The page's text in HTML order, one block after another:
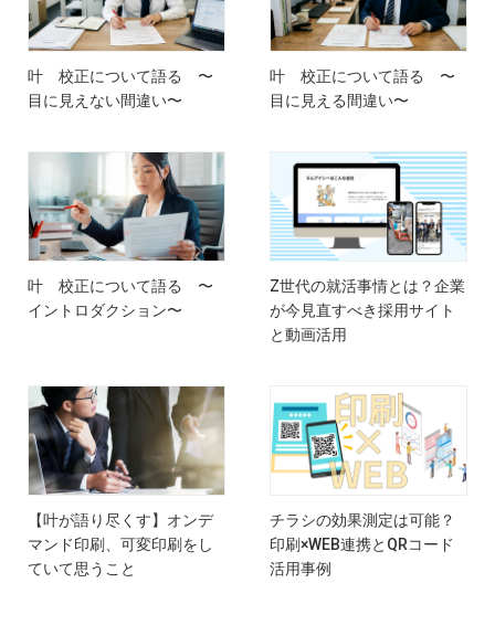
叶 校正について語る 〜
目に見えない間違い〜
叶 校正について語る 〜
目に見える間違い〜
叶 校正について語る 〜
イントロダクション〜
Z世代の就活事情とは？企業
が今見直すべき採用サイト
と動画活用
【叶が語り尽くす】オンデ
マンド印刷、可変印刷をし
ていて思うこと
チラシの効果測定は可能？
印刷×WEB連携とQRコード
活用事例